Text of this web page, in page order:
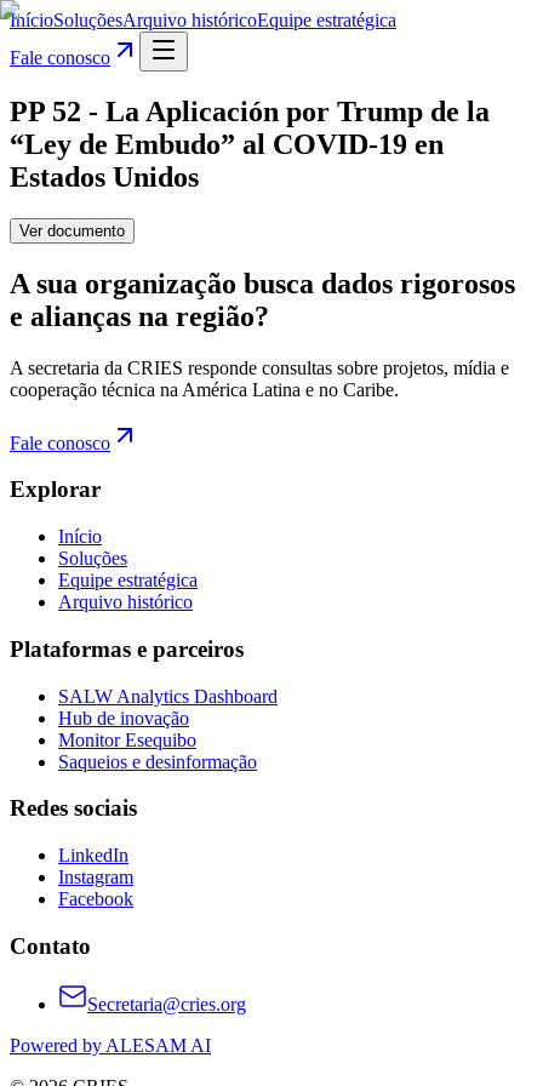
InícioSoluçõesArquivo históricoEquipe estratégica
Fale conosco
PP 52 - La Aplicación por Trump de la
“Ley de Embudo” al COVID-19 en
Estados Unidos
Ver documento
A sua organização busca dados rigorosos
e alianças na região?
A secretaria da CRIES responde consultas sobre projetos, mídia e
cooperação técnica na América Latina e no Caribe.
Fale conosco
Explorar
Início
Soluções
Equipe estratégica
Arquivo histórico
Plataformas e parceiros
SALW Analytics Dashboard
Hub de inovação
Monitor Esequibo
Saqueios e desinformação
Redes sociais
LinkedIn
Instagram
Facebook
Contato
Secretaria@cries.org
Powered by ALESAM AI